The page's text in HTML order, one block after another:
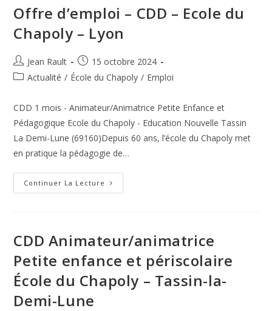
–
Anthony
Offre d’emploi – CDD – Ecole du
Chapoly – Lyon
Auteur/autrice
de
Jean Rault
Publication
publiée :
15 octobre 2024
PostActualité / École du Chapoly / Emploi
CDD 1 mois - Animateur/Animatrice Petite Enfance et
Pédagogique Ecole du Chapoly - Education Nouvelle Tassin
La Demi-Lune (69160)Depuis 60 ans, l’école du Chapoly met
en pratique la pédagogie de…
Continuer La Lecture Offre
D’emploi
Chapoly
Lyon
CDD Animateur/animatrice
Petite enfance et périscolaire
École du Chapoly – Tassin-la-
Demi-Lune